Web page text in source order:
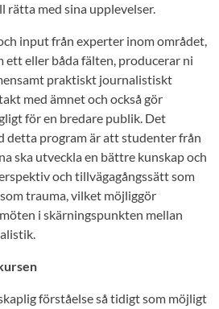
rätta med sina upplevelser.
input från experter inom området,
ett eller båda fälten, producerar ni
praktiskt journalistiskt
med ämnet och också gör
för en bredare publik. Det
detta program är att studenter från
ska utveckla en bättre kunskap och
och tillvägagångssätt som
trauma, vilket möjliggör
i skärningspunkten mellan
förståelse så tidigt som möjligt